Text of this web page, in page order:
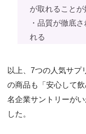
が取れることが
・品質が徹底
れる
以上、7つの人気サプ
の商品も「安心して
名企業サントリーが
した。